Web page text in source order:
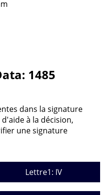
1485
dans la signature
à la décision,
une signature
Lettre1: IV